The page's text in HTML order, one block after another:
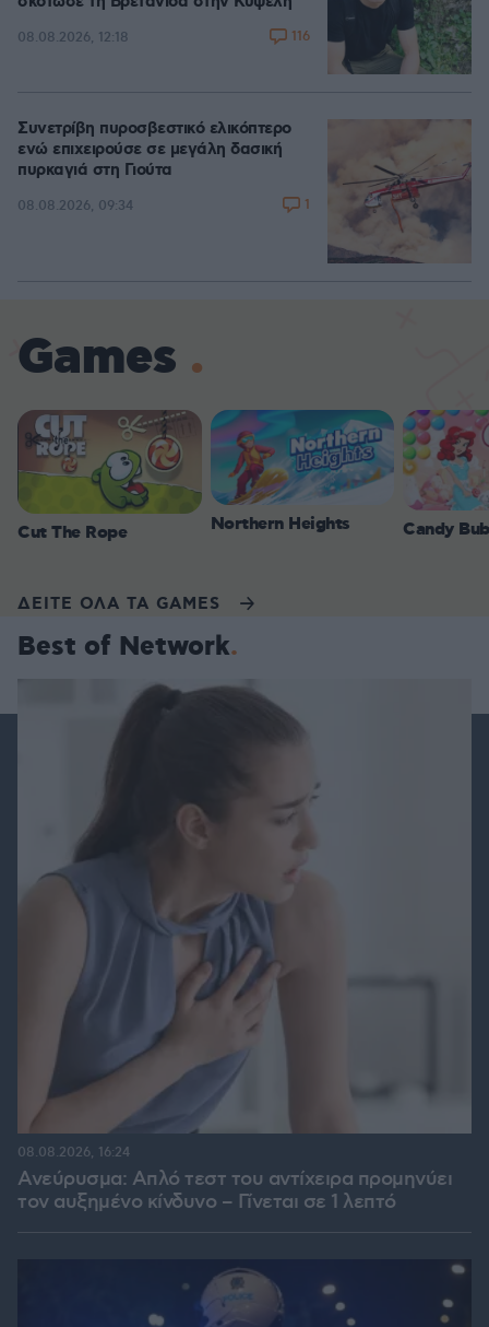
08.08.2026, 12:18 116
Συνετρίβη πυροσβεστικό ελικόπτερο
ενώ επιχειρούσε σε μεγάλη δασική
πυρκαγιά στη Γιούτα
08.08.2026, 09:34 1
Games
Cut The Rope Northern Heights Candy
ΔΕΙΤΕ ΟΛΑ ΤΑ GAMES
Best of Network
Ανεύρυσμα: Απλό τεστ του αντίχειρα προμηνύει
τον αυξημένο κίνδυνο – Γίνεται σε 1 λεπτό
08.08.2026, 16:24